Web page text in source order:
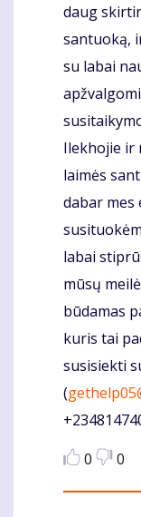
daug
santuoką,
su labai
Ilekhojie ir
laimės
dabar mes
labai
mūsų
būdamas
kuris tai
susisiekti
(
0
0